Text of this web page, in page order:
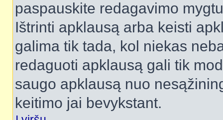
paspauskite redagavimo
Ištrinti apklausą arba keisti
galima tik tada, kol niekas
redaguoti apklausą gali tik
saugo apklausą nuo
keitimo jai bevykstant.